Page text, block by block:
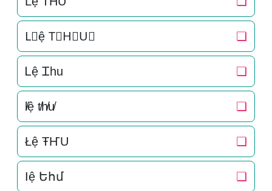
L⃒ệ T⃒H⃒U⃒ ❏
Ꮮệ Ꮖhu ❏
l̸ệ t̸h̸u̸ ❏
Łệ ŦҤU ❏
Ӏệ Եհմ ❏